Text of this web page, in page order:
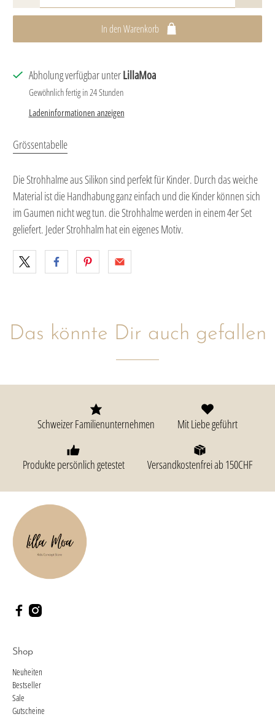
In den Warenkorb
Abholung verfügbar unterLillaMoa
Gewöhnlich fertig in 24 Stunden
Ladeninformationen anzeigen
Grössentabelle
Die Strohhalme aus Silikon sind perfekt für Kinder. Durch das weiche
Material ist die Handhabung ganz einfach und die Kinder können sich
im Gaumen nicht weg tun. die Strohhalme werden in einem 4er Set
geliefert. Jeder Strohhalm hat ein eigenes Motiv.
Das könnte Dir auch gefallen
Schweizer Familienunternehmen Mit Liebe geführt
Produkte persönlich getestet Versandkostenfrei ab 150CHF
Shop
Neuheiten
Bestseller
Sale
Gutscheine